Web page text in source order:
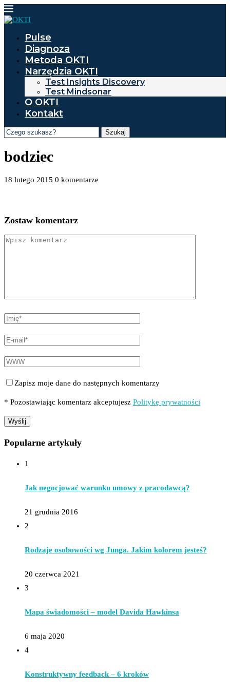
Pulse
Diagnoza
Metoda OKTI
Narzędzia OKTI
Test Insights Discovery
Test Mindsonar
O OKTI
Kontakt
Szukaj
bodziec
18 lutego 2015 0 komentarze
Zostaw komentarz
Zapisz moje dane do następnych komentarzy
* Pozostawiając komentarz akceptujesz Politykę prywatności
Popularne artykuły
1
Jak negocjować warunku umowy z pracodawcą?
21 grudnia 2016
2
Rodzaje osobowości wg Junga. Jakim kolorem jesteś?
20 czerwca 2021
3
Mapa świadomości – model Davida Hawkinsa
6 maja 2020
4
Konstruktywny feedback – 6 kroków